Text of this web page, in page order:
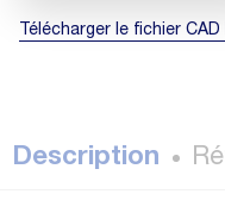
Télécharger le fichier CAD
Description